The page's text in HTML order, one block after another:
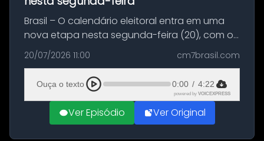
Brasil – O calendário eleitoral entra em uma
nova etapa nesta segunda-feira (20), com o
início do período destinado às convenções
partidárias. Até 5 de agosto, partidos e
federações poderão oficializa...
20/07/2026 11:00 cm7brasil.com
Ouça o texto 0:00 / 4:22
powered by VOICEXPRESS
Ver Episódio Ver Original